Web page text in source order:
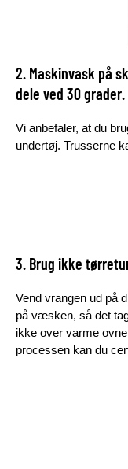
2. Maskinvask på
dele ved 30 grader.
Vi anbefaler, at du
undertøj. Trusserne
3. Brug ikke
Vend vrangen ud på
på væsken, så det
ikke over varme
processen kan du